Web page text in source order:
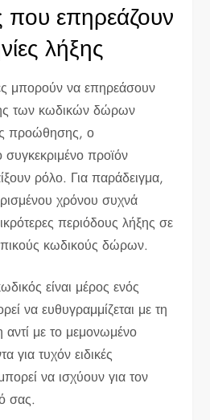
που επηρεάζουν
λήξης
μπορούν να επηρεάσουν
των κωδικών δώρων
προώθησης, ο
προϊόν
ρόλο. Για παράδειγμα,
χρόνου συχνά
περιόδους λήξης σε
κωδικούς δώρων.
είναι μέρος ενός
να ευθυγραμμίζεται με τη
με το μεμονωμένο
για τυχόν ειδικές
να ισχύουν για τον
σας.